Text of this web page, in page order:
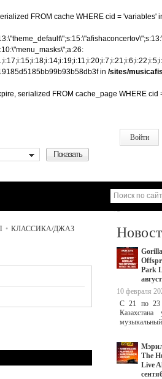
FROM cache WHERE cid = 'variables'
in /sites/
serialized FROM cache_page WHERE
Войти
• КЛАССИКА/ДЖАЗ
Park
10 февраля
С 21 по 23
музыкальный
The
Live